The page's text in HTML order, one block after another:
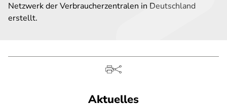
Netzwerk der Verbraucherzentralen in Deutschland
erstellt.
Aktuelles